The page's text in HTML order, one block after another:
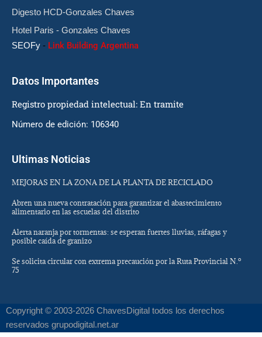
Digesto HCD-Gonzales Chaves
Hotel Paris - Gonzales Chaves
SEOFy - Link Building Argentina
Datos Importantes
Registro propiedad intelectual: En tramite
Número de edición: 106340
Ultimas Noticias
MEJORAS EN LA ZONA DE LA PLANTA DE RECICLADO
Abren una nueva contratación para garantizar el abastecimiento
alimentario en las escuelas del distrito
Alerta naranja por tormentas: se esperan fuertes lluvias, ráfagas y
posible caída de granizo
Se solicita circular con extrema precaución por la Ruta Provincial N.º
75
Copyright © 2003-2026 ChavesDigital todos los derechos
reservados grupodigital.net.ar